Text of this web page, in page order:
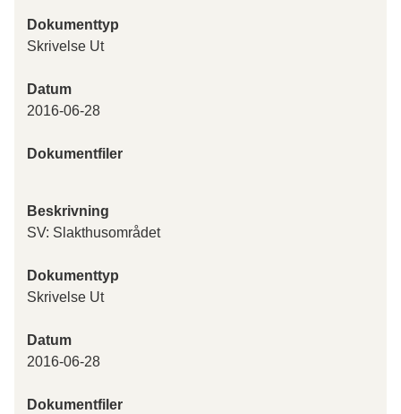
Dokumenttyp
Skrivelse Ut
Datum
2016-06-28
Dokumentfiler
Beskrivning
SV: Slakthusområdet
Dokumenttyp
Skrivelse Ut
Datum
2016-06-28
Dokumentfiler